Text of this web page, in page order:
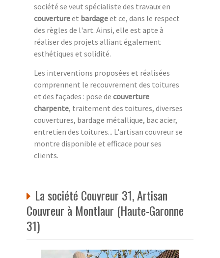
société se veut spécialiste des travaux en
couvertureet bardageet ce, dans le respect
des règles de l'art. Ainsi, elle est apte à
réaliser des projets alliant également
esthétiques et solidité.
Les interventions proposées et réalisées
comprennent le recouvrement des toitures
et des façades : pose de couverture
charpente, traitement des toitures, diverses
couvertures, bardage métallique, bac acier,
entretien des toitures... L'artisan couvreur se
montre disponible et efficace pour ses
clients.
La société Couvreur 31, Artisan
Couvreur à Montlaur (Haute-Garonne
31)